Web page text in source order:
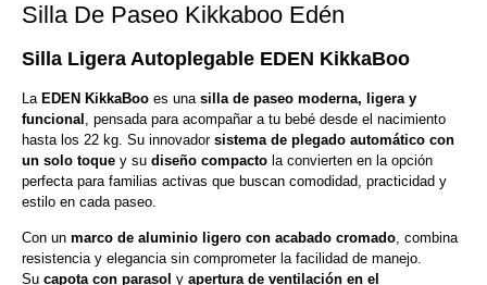
Silla De Paseo Kikkaboo Edén
Silla Ligera Autoplegable EDEN KikkaBoo
La EDEN KikkaBoo es una silla de paseo moderna, ligera y
funcional , pensada para acompañar a tu bebé desde el nacimiento
hasta los 22 kg. Su innovador sistema de plegado automático con
un solo toque y su diseño compacto la convierten en la opción
perfecta para familias activas que buscan comodidad, practicidad y
estilo en cada paseo.
Con un marco de aluminio ligero con acabado cromado, combina
resistencia y elegancia sin comprometer la facilidad de manejo.
Su capota con parasol y apertura de ventilación en el